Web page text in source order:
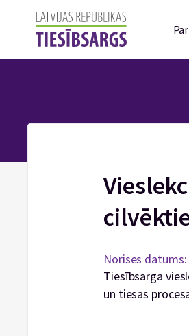
Norises datums:
Tiesībsarga
un tiesas